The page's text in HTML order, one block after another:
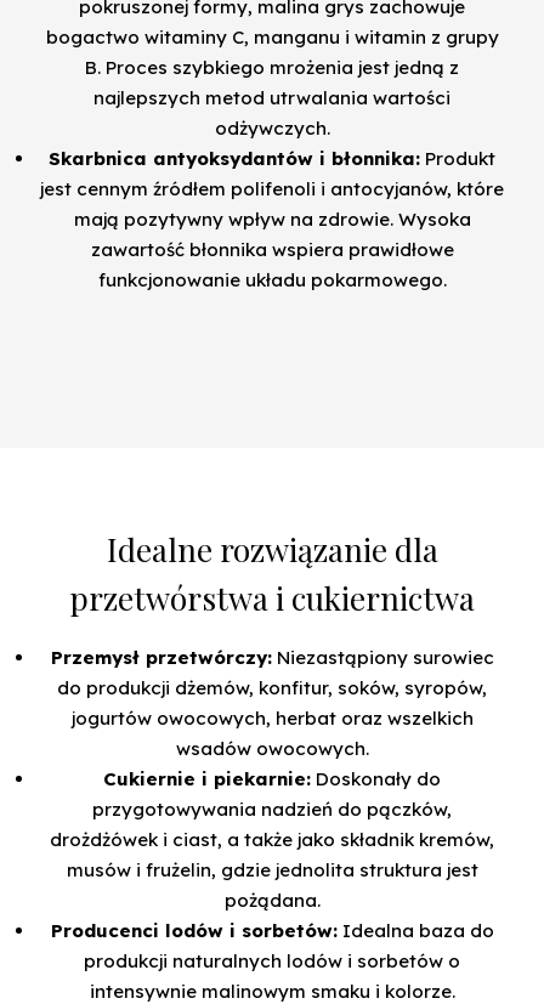
pokruszonej formy, malina grys zachowuje
bogactwo witaminy C, manganu i witamin z grupy
B. Proces szybkiego mrożenia jest jedną z
najlepszych metod utrwalania wartości
odżywczych.
Skarbnica antyoksydantów i błonnika: Produkt
jest cennym źródłem polifenoli i antocyjanów, które
mają pozytywny wpływ na zdrowie. Wysoka
zawartość błonnika wspiera prawidłowe
funkcjonowanie układu pokarmowego.
Idealne rozwiązanie dla
przetwórstwa i cukiernictwa
Przemysł przetwórczy:Niezastąpiony surowiec
do produkcji dżemów, konfitur, soków, syropów,
jogurtów owocowych, herbat oraz wszelkich
wsadów owocowych.
Cukiernie i piekarnie: Doskonały do
przygotowywania nadzień do pączków,
drożdżówek i ciast, a także jako składnik kremów,
musów i frużelin, gdzie jednolita struktura jest
pożądana.
Producenci lodów i sorbetów:Idealna baza do
produkcji naturalnych lodów i sorbetów o
intensywnie malinowym smaku i kolorze.